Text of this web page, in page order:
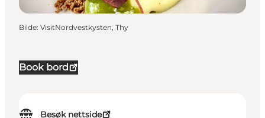
Book bord
Besøk nettside
Bilde: VisitNordvestkysten, Thy